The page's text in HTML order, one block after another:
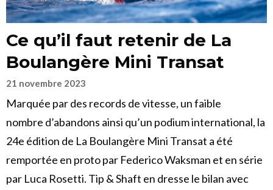
Ce qu’il faut retenir de La
Boulangère Mini Transat
21 novembre 2023
Marquée par des records de vitesse, un faible
nombre d’abandons ainsi qu’un podium international, la
24e édition de La Boulangère Mini Transat a été
remportée en proto par Federico Waksman et en série
par Luca Rosetti. Tip & Shaft en dresse le bilan avec